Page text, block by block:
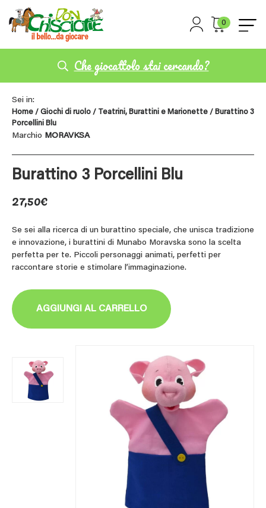
0
Che giocattolo stai cercando?
Sei in:
Home / Giochi di ruolo / Teatrini, Burattini e Marionette / Burattino 3
Porcellini Blu
Marchio MORAVKSA
Burattino 3 Porcellini Blu
27,50€
Se sei alla ricerca di un burattino speciale, che unisca tradizione
e innovazione, i burattini di Munabo Moravska sono la scelta
perfetta per te. Piccoli personaggi animati, perfetti per
raccontare storie e stimolare l’immaginazione.
AGGIUNGI AL CARRELLO